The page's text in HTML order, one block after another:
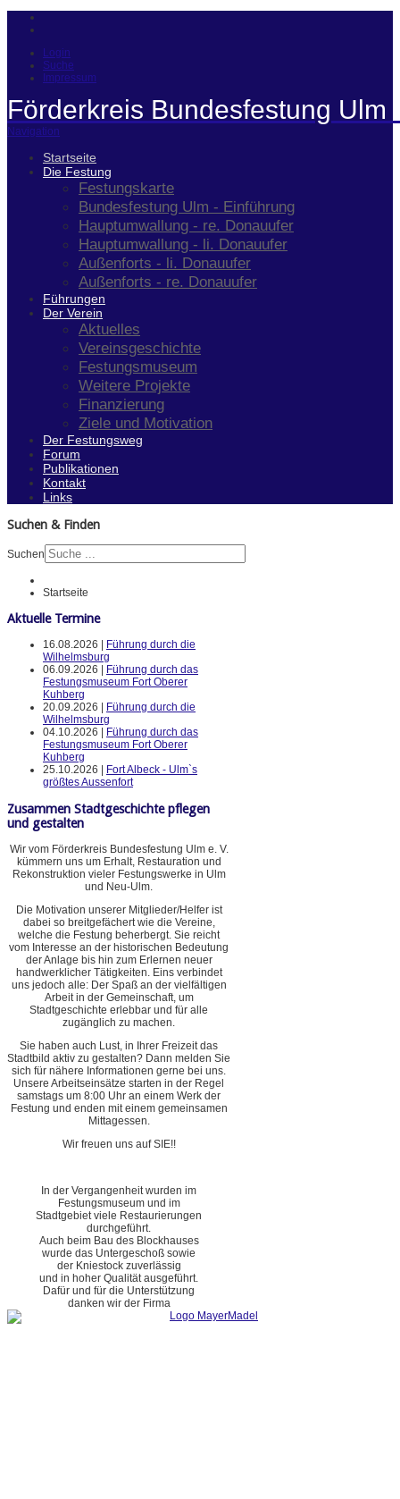
Login
Suche
Impressum
Förderkreis Bundesfestung Ulm
Navigation
Startseite
Die Festung
Festungskarte
Bundesfestung Ulm - Einführung
Hauptumwallung - re. Donauufer
Hauptumwallung - li. Donauufer
Außenforts - li. Donauufer
Außenforts - re. Donauufer
Führungen
Der Verein
Aktuelles
Vereinsgeschichte
Festungsmuseum
Weitere Projekte
Finanzierung
Ziele und Motivation
Der Festungsweg
Forum
Publikationen
Kontakt
Links
Suchen & Finden
Suchen
Startseite
Aktuelle Termine
16.08.2026 |
Führung durch die
Wilhelmsburg
06.09.2026 |
Führung durch das
Festungsmuseum Fort Oberer
Kuhberg
20.09.2026 |
Führung durch die
Wilhelmsburg
04.10.2026 |
Führung durch das
Festungsmuseum Fort Oberer
Kuhberg
25.10.2026 |
Fort Albeck - Ulm`s
größtes Aussenfort
Zusammen Stadtgeschichte pflegen
und gestalten
Wir vom Förderkreis Bundesfestung Ulm e. V.
kümmern uns um Erhalt, Restauration und
Rekonstruktion vieler Festungswerke in Ulm
und Neu-Ulm.
Die Motivation unserer Mitglieder/Helfer ist
dabei so breitgefächert wie die Vereine,
welche die Festung beherbergt. Sie reicht
vom Interesse an der historischen Bedeutung
der Anlage bis hin zum Erlernen neuer
handwerklicher Tätigkeiten. Eins verbindet
uns jedoch alle: Der Spaß an der vielfältigen
Arbeit in der Gemeinschaft, um
Stadtgeschichte erlebbar und für alle
zugänglich zu machen.
Sie haben auch Lust, in Ihrer Freizeit das
Stadtbild aktiv zu gestalten? Dann melden Sie
sich für nähere Informationen gerne bei uns.
Unsere Arbeitseinsätze starten in der Regel
samstags um 8:00 Uhr an einem Werk der
Festung und enden mit einem gemeinsamen
Mittagessen.
Wir freuen uns auf SIE!!
In der Vergangenheit wurden im
Festungsmuseum und im
Stadtgebiet viele Restaurierungen
durchgeführt.
Auch beim Bau des Blockhauses
wurde das Untergeschoß sowie
der Kniestock zuverlässig
und in hoher Qualität ausgeführt.
Dafür und für die Unterstützung
danken wir der Firma